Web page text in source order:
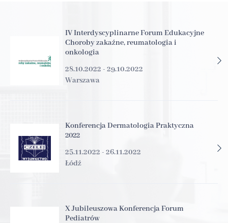
IV Interdyscyplinarne Forum Edukacyjne
Choroby zakaźne, reumatologia i
onkologia
28.10.2022 - 29.10.2022
Warszawa
Konferencja Dermatologia Praktyczna
2022
25.11.2022 - 26.11.2022
Łódź
X Jubileuszowa Konferencja Forum
Pediatrów